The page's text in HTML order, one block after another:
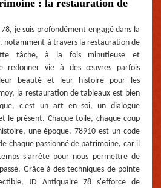
: la restauration de
je suis profondément engagé dans la
notamment à travers la restauration de
tâche, à la fois minutieuse et
redonner vie à des œuvres parfois
beauté et leur histoire pour les
la restauration de tableaux est bien
c'est un art en soi, un dialogue
le présent. Chaque toile, chaque coup
une époque. 78910 est un code
chaque passionné de patrimoine, car il
s'arrête pour nous permettre de
Grâce à des techniques de pointe
JD Antiquaire 78 s'efforce de